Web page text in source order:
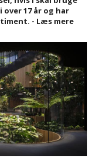
17 år og har
- Læs mere